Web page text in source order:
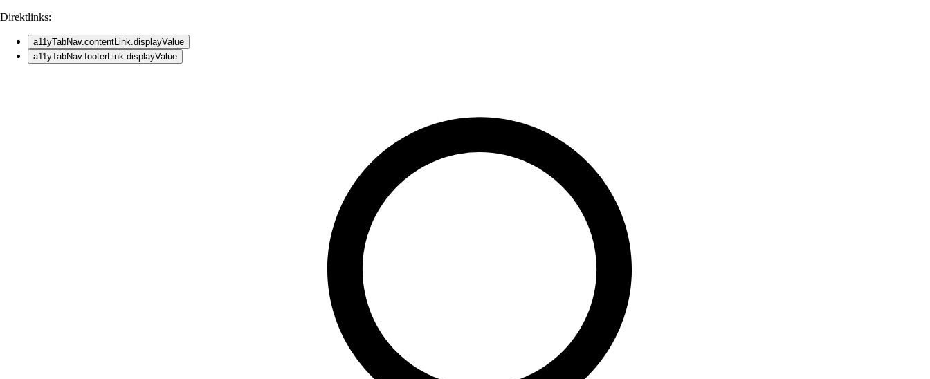
Direktlinks:
a11yTabNav.contentLink.displayValue
a11yTabNav.footerLink.displayValue